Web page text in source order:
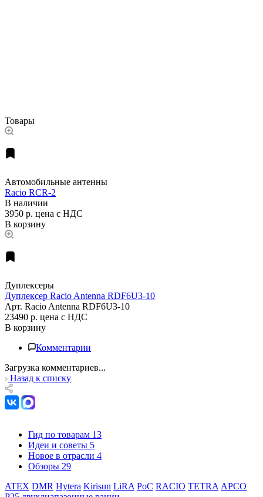
Товары
Автомобильные антенны
Racio RCR-2
В наличии
3950 р. цена с НДС
В корзину
Дуплексеры
Дуплексер Racio Antenna RDF6U3-10
Арт. Racio Antenna RDF6U3-10
23490 р. цена с НДС
В корзину
Комментарии
Загрузка комментариев...
Назад к списку
Гид по товарам 13
Идеи и советы 5
Новое в отрасли 4
Обзоры 29
ATEX DMR Hytera Kirisun LiRA PoC RACIO TETRA АРСО